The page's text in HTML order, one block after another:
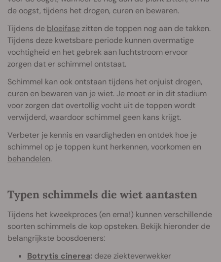
de oogst, tijdens het drogen, curen en bewaren.
Tijdens de bloeifasezitten de toppen nog aan de takken.
Tijdens deze kwetsbare periode kunnen overmatige
vochtigheid en het gebrek aan luchtstroom ervoor
zorgen dat er schimmel ontstaat.
Schimmel kan ook ontstaan tijdens het onjuist drogen,
curen en bewaren van je wiet. Je moet er in dit stadium
voor zorgen dat overtollig vocht uit de toppen wordt
verwijderd, waardoor schimmel geen kans krijgt.
Verbeter je kennis en vaardigheden en ontdek hoe je
schimmel op je toppen kunt herkennen, voorkomen en
behandelen.
Typen schimmels die wiet aantasten
Tijdens het kweekproces (en erna!) kunnen verschillende
soorten schimmels de kop opsteken. Bekijk hieronder de
belangrijkste boosdoeners:
Botrytis cinerea: deze ziekteverwekker